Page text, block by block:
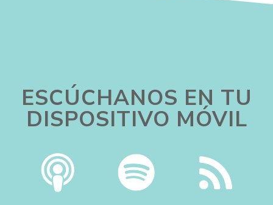
ESCÚCHANOS EN TU
DISPOSITIVO MÓVIL